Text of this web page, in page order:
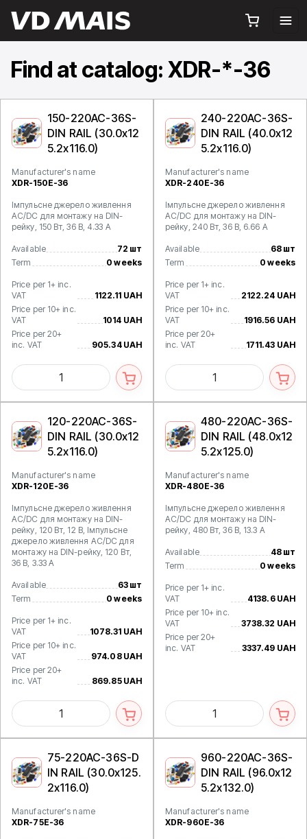
Find at catalog: XDR-*-36
150-220AC-36S-
DIN RAIL (30.0x12
5.2x116.0)
Manufacturer's name
XDR-150E-36
Імпульсне джерело живлення
AC/DC для монтажу на DIN-
рейку, 150 Вт, 36 В, 4.33 А
Available
72 шт
Term
0 weeks
Price per 1+ inc.
VAT
1122.11 UAH
Price per 10+ inc.
VAT
1014 UAH
Price per 20+
inc. VAT
905.34 UAH
240-220AC-36S-
DIN RAIL (40.0x12
5.2x116.0)
Manufacturer's name
XDR-240E-36
Імпульсне джерело живлення
AC/DC для монтажу на DIN-
рейку, 240 Вт, 36 В, 6.66 А
Available
68 шт
Term
0 weeks
Price per 1+ inc.
VAT
2122.24 UAH
Price per 10+ inc.
VAT
1916.56 UAH
Price per 20+
inc. VAT
1711.43 UAH
120-220AC-36S-
DIN RAIL (30.0x12
5.2x116.0)
Manufacturer's name
XDR-120E-36
Імпульсне джерело живлення
AC/DC для монтажу на DIN-
рейку, 120 Вт, 12 В, Імпульсне
джерело живлення AC/DC для
монтажу на DIN-рейку, 120 Вт,
36 В, 3.33 А
Available
63 шт
Term
0 weeks
Price per 1+ inc.
VAT
1078.31 UAH
Price per 10+ inc.
VAT
974.08 UAH
Price per 20+
inc. VAT
869.85 UAH
480-220AC-36S-
DIN RAIL (48.0x12
5.2x125.0)
Manufacturer's name
XDR-480E-36
Імпульсне джерело живлення
AC/DC для монтажу на DIN-
рейку, 480 Вт, 36 В, 13.3 А
Available
48 шт
Term
0 weeks
Price per 1+ inc.
VAT
4138.6 UAH
Price per 10+ inc.
VAT
3738.32 UAH
Price per 20+
inc. VAT
3337.49 UAH
75-220AC-36S-D
IN RAIL (30.0x125.
2x116.0)
Manufacturer's name
XDR-75E-36
960-220AC-36S-
DIN RAIL (96.0x12
5.2x132.0)
Manufacturer's name
XDR-960E-36